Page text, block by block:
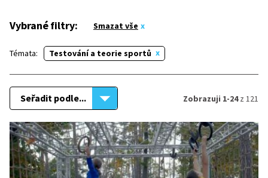
Vybrané filtry: Smazat vše
Témata: Testování a teorie sportů
Seřadit podle... Zobrazuji 1-24z 121